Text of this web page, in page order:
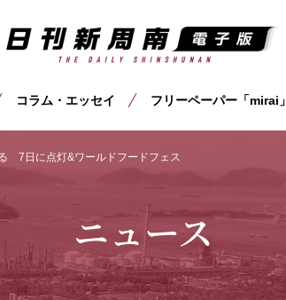
コラム・エッセイ フリーペーパー「mirai」
7日に点灯&ワールドフードフェス
ニュース